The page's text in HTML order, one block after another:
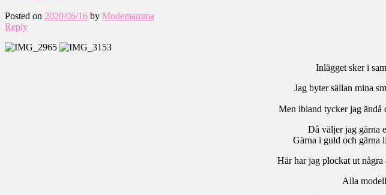
Posted on 2020/06/16 by Modemamma
Reply
Inlägget sker i
Jag byter sällan mina
Men ibland tycker jag ändå
Då väljer jag gärna
Gärna i guld och gärna
Här har jag plockat ut
Alla